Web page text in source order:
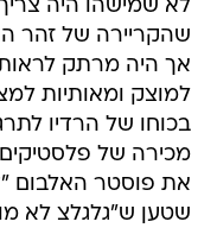
לא שמישהו היה
שהקריירה של זהר
אך היה מרתק
למוצק ומאותיות
בכוחו של הרדיו
מכירה של
את פוסטר האלבום
שטען ש"גלגלצ לא